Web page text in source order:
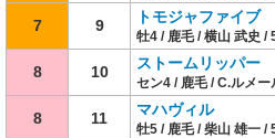
7 9 トモジャファイブ
牡4 / 鹿毛 / 横山 武史 /
8 10 ストームリッパー
セン4 / 鹿毛 / C.ルメ
8 11 マハヴィル
牡5 / 鹿毛 / 柴山 雄一 /